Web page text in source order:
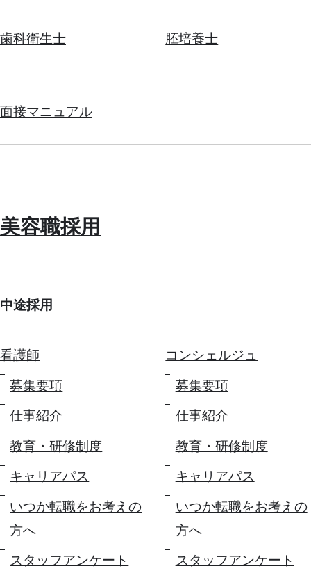
歯科衛生士 胚培養士
面接マニュアル
美容職採用
中途採用
看護師
募集要項
仕事紹介
教育・研修制度
キャリアパス
いつか転職をお考えの
方へ
スタッフアンケート
コンシェルジュ
募集要項
仕事紹介
教育・研修制度
キャリアパス
いつか転職をお考えの
方へ
スタッフアンケート